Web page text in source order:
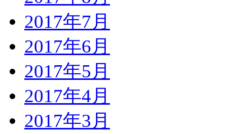
2017年7月
2017年6月
2017年5月
2017年4月
2017年3月